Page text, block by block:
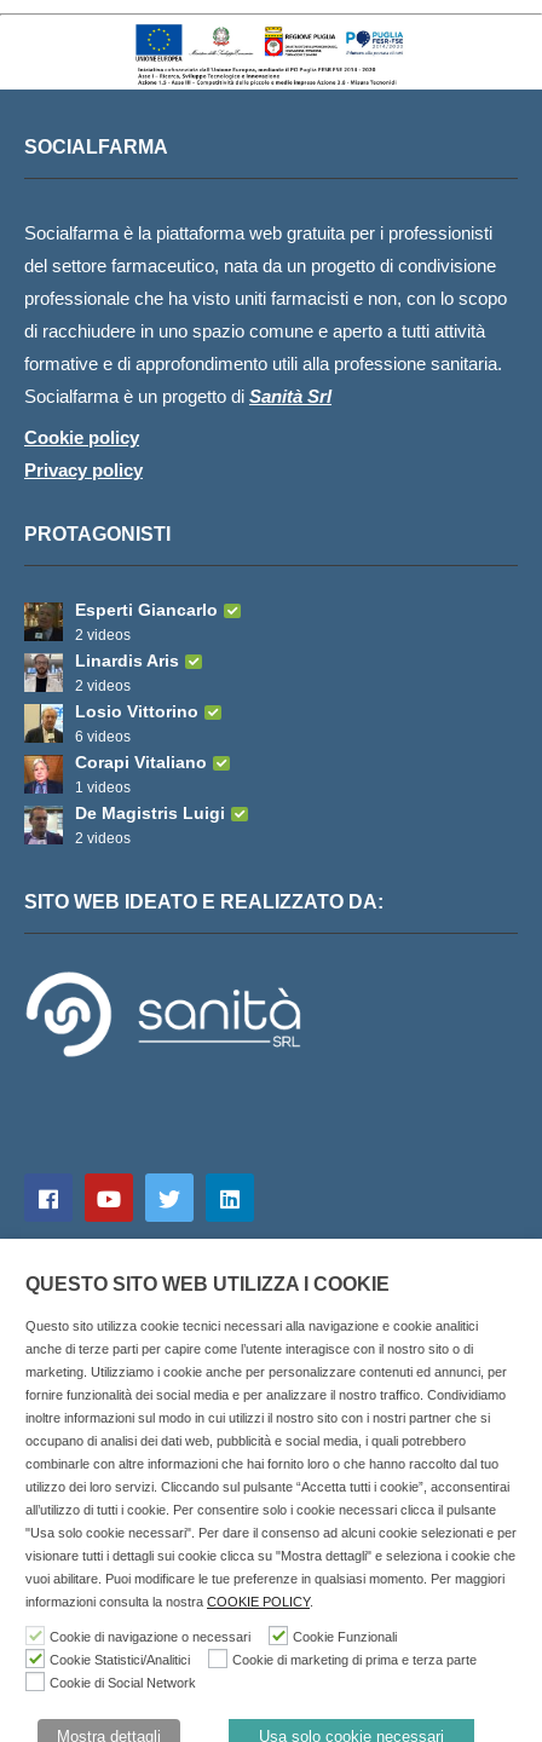
SOCIALFARMA
Socialfarma è la piattaforma web gratuita per i professionisti
del settore farmaceutico, nata da un progetto di condivisione
professionale che ha visto uniti farmacisti e non, con lo scopo
di racchiudere in uno spazio comune e aperto a tutti attività
formative e di approfondimento utili alla professione sanitaria.
Socialfarma è un progetto di Sanità Srl
Cookie policy
Privacy policy
PROTAGONISTI
Esperti Giancarlo
2 videos
Linardis Aris
2 videos
Losio Vittorino
6 videos
Corapi Vitaliano
1 videos
De Magistris Luigi
2 videos
SITO WEB IDEATO E REALIZZATO DA:
Copyright © 2025 SOCIALFARMA - La piattaforma web per i
professionisti della farmacia. Tutti i diritti riservati.
Socialfarma.it è un marchio di Sanità S.r.l. Largo San
Francesco, 19 - 73041 Carmiano (LE) - Tel: 0832.093720 Cell:
3276346536 Cell: 3297281965 - P.iva: 04571460759 - Rea: LE-
302152 Iscritta al n° 1 del Registro della Stampa del Tribunale
di Lecce il 15/01/2015.
Nell'anno 2018 sono stati erogati €3.147,62 da Invitalia a saldo
19/03/2014
QUESTO SITO WEB UTILIZZA I COOKIE
Questo sito utilizza cookie tecnici necessari alla navigazione e cookie analitici
anche di terze parti per capire come l’utente interagisce con il nostro sito o di
marketing. Utilizziamo i cookie anche per personalizzare contenuti ed annunci, per
fornire funzionalità dei social media e per analizzare il nostro traffico. Condividiamo
inoltre informazioni sul modo in cui utilizzi il nostro sito con i nostri partner che si
occupano di analisi dei dati web, pubblicità e social media, i quali potrebbero
combinarle con altre informazioni che hai fornito loro o che hanno raccolto dal tuo
utilizzo dei loro servizi. Cliccando sul pulsante “Accetta tutti i cookie”, acconsentirai
all’utilizzo di tutti i cookie. Per consentire solo i cookie necessari clicca il pulsante
"Usa solo cookie necessari". Per dare il consenso ad alcuni cookie selezionati e per
visionare tutti i dettagli sui cookie clicca su "Mostra dettagli" e seleziona i cookie che
vuoi abilitare. Puoi modificare le tue preferenze in qualsiasi momento. Per maggiori
informazioni consulta la nostra COOKIE POLICY.
Cookie di navigazione o necessari
Cookie Funzionali
Cookie Statistici/Analitici
Cookie di marketing di prima e terza parte
Cookie di Social Network
Mostra dettagli Usa solo cookie necessari